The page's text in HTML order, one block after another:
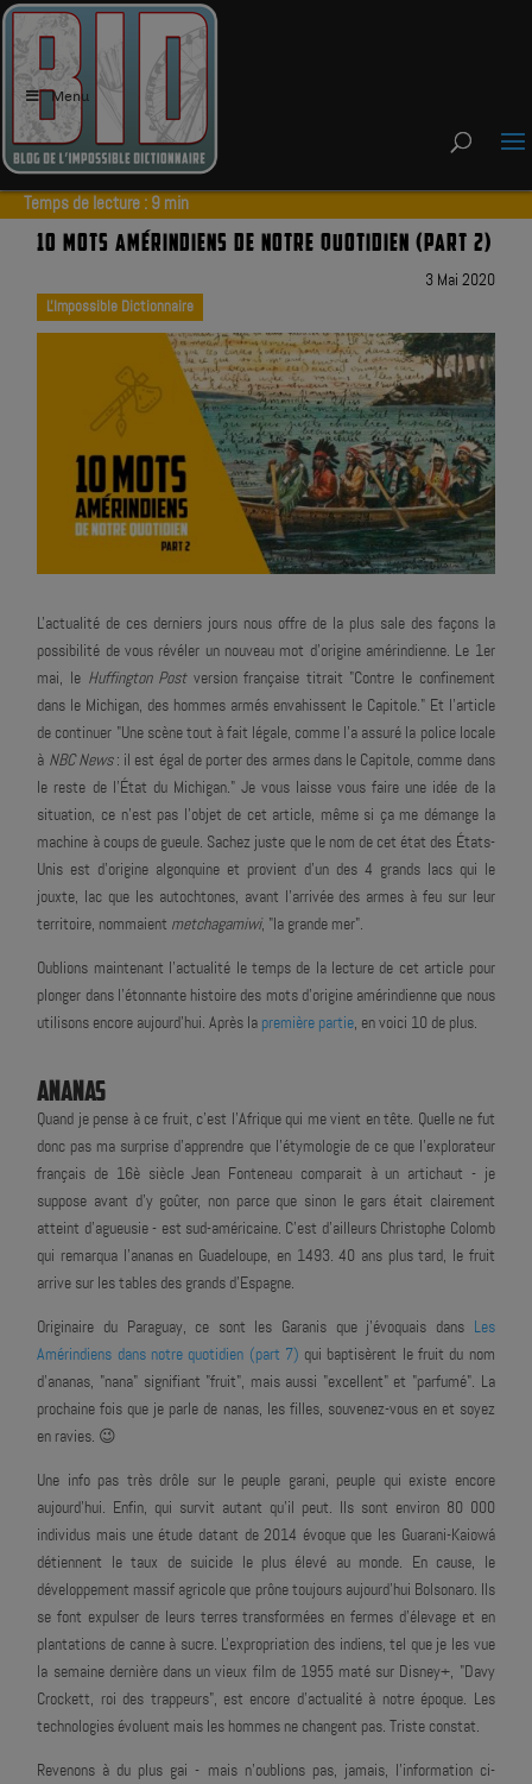
Menu
Temps de lecture : 9 min
10 MOTS AMÉRINDIENS DE NOTRE QUOTIDIEN (PART 2)
3 Mai 2020
L'Impossible Dictionnaire
L'actualité de ces derniers jours nous offre de la plus sale des façons la
possibilité de vous révéler un nouveau mot d'origine amérindienne. Le 1er
mai, le Huffington Postversion française titrait "Contre le confinement
dans le Michigan, des hommes armés envahissent le Capitole." Et l'article
de continuer "Une scène tout à fait légale, comme l’a assuré la police locale
à NBC News: il est égal de porter des armes dans le Capitole, comme dans
le reste de l’État du Michigan." Je vous laisse vous faire une idée de la
situation, ce n'est pas l'objet de cet article, même si ça me démange la
machine à coups de gueule. Sachez juste que le nom de cet état des États-
Unis est d'origine algonquine et provient d'un des 4 grands lacs qui le
jouxte, lac que les autochtones, avant l'arrivée des armes à feu sur leur
territoire, nommaient metchagamiwi, "la grande mer".
Oublions maintenant l'actualité le temps de la lecture de cet article pour
plonger dans l'étonnante histoire des mots d'origine amérindienne que nous
utilisons encore aujourd'hui. Après la première partie, en voici 10 de plus.
ANANAS
Quand je pense à ce fruit, c'est l'Afrique qui me vient en tête. Quelle ne fut
donc pas ma surprise d'apprendre que l'étymologie de ce que l'explorateur
français de 16è siècle Jean Fonteneau comparait à un artichaut - je
suppose avant d'y goûter, non parce que sinon le gars était clairement
atteint d'agueusie - est sud-américaine. C'est d'ailleurs Christophe Colomb
qui remarqua l’ananas en Guadeloupe, en 1493. 40 ans plus tard, le fruit
arrive sur les tables des grands d'Espagne.
Originaire du Paraguay, ce sont les Garanis que j'évoquais dans Les
Amérindiens dans notre quotidien (part 7) qui baptisèrent le fruit du nom
d'ananas, "nana" signifiant "fruit", mais aussi "excellent" et "parfumé". La
prochaine fois que je parle de nanas, les filles, souvenez-vous en et soyez
en ravies. 😉
Une info pas très drôle sur le peuple garani, peuple qui existe encore
aujourd'hui. Enfin, qui survit autant qu'il peut. Ils sont environ 80 000
individus mais une étude datant de 2014 évoque que les Guarani-Kaiowá
détiennent le taux de suicide le plus élevé au monde. En cause, le
développement massif agricole que prône toujours aujourd'hui Bolsonaro. Ils
se font expulser de leurs terres transformées en fermes d’élevage et en
plantations de canne à sucre. L'expropriation des indiens, tel que je les vue
la semaine dernière dans un vieux film de 1955 maté sur Disney+, "Davy
Crockett, roi des trappeurs", est encore d'actualité à notre époque. Les
technologies évoluent mais les hommes ne changent pas. Triste constat.
Revenons à du plus gai - mais n'oublions pas, jamais, l'information ci-